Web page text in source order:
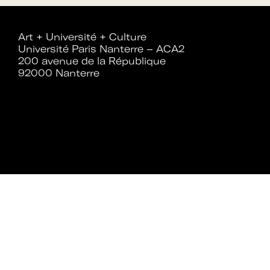
Art + Université + Culture
Université Paris Nanterre – ACA2
200 avenue de la République
92000 Nanterre